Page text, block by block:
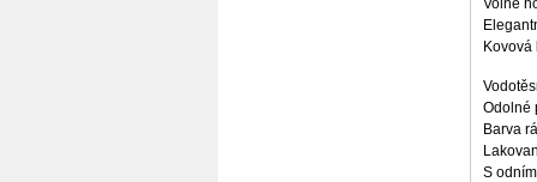
Volně
Odolné
Barva
S